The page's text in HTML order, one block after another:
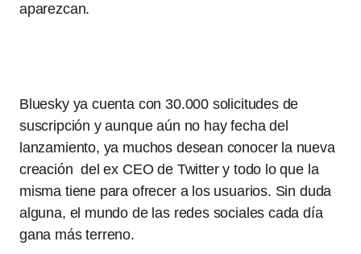
aparezcan.
Bluesky ya cuenta con 30.000 solicitudes de
suscripción y aunque aún no hay fecha del
lanzamiento, ya muchos desean conocer la nueva
creación del ex CEO de Twitter y todo lo que la
misma tiene para ofrecer a los usuarios. Sin duda
alguna, el mundo de las redes sociales cada día
gana más terreno.